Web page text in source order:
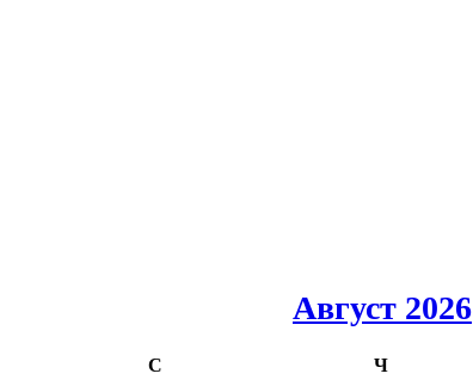
Август 2026
С Ч